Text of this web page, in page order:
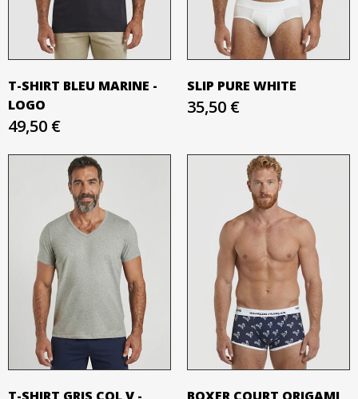
T-SHIRT BLEU MARINE -
LOGO
49,50 €
SLIP PURE WHITE
35,50 €